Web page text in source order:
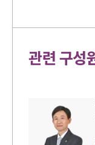
관련 구성